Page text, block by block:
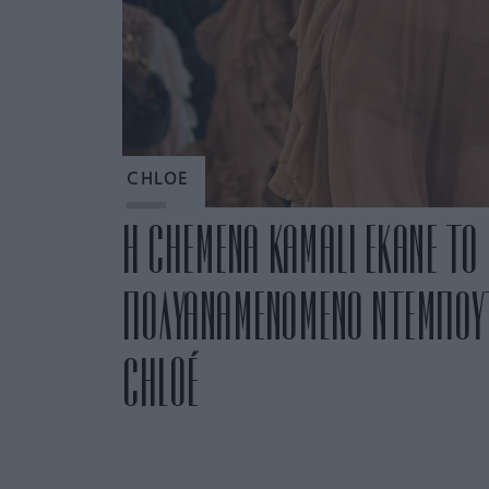
CHLOE
Η CHEMENA KAMALI ΕΚΑΝΕ ΤΟ
ΠΟΛΥΑΝΑΜΕΝΟΜΕΝΟ
CHLOÉ